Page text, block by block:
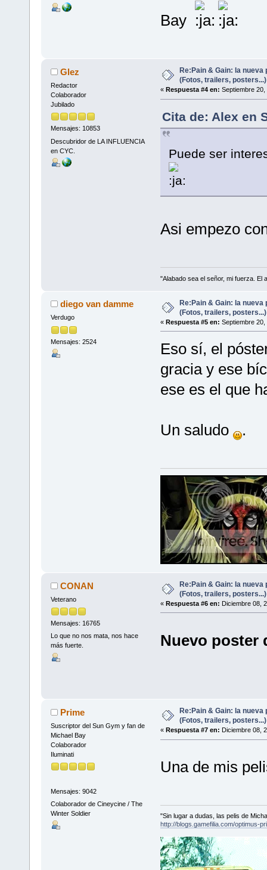
Bay
Glez
Redactor
Colaborador
Jubilado
Mensajes: 10853
Descubridor de LA INFLUENCIA
en CYC.
Re:Pain & Gain: la nueva
(Fotos, trailers, posters...)
« Respuesta #4 en: Septiembre
Cita de: Alex en
Puede ser
Asi empezo
"Alabado sea el señor, mi fuerza. El
diego van damme
Verdugo
Mensajes: 2524
Re:Pain & Gain: la nueva
(Fotos, trailers, posters...)
« Respuesta #5 en: Septiembre
Eso sí, el
gracia y ese
ese es el que
Un saludo .
CONAN
Veterano
Mensajes: 16765
Lo que no nos mata, nos hace
más fuerte.
Re:Pain & Gain: la nueva
(Fotos, trailers, posters...)
« Respuesta #6 en: Diciembre 08,
Nuevo poster
Prime
Suscriptor del Sun Gym y fan de
Michael Bay
Colaborador
Iluminati
Mensajes: 9042
Colaborador de Cineycine / The
Winter Soldier
Re:Pain & Gain: la nueva
(Fotos, trailers, posters...)
« Respuesta #7 en: Diciembre 08,
Una de mis
"Sin lugar a dudas, las pelis de
http://blogs.gamefilia.com/optimus-